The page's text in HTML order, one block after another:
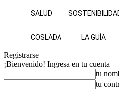
SALUD
COSLADA LA GUÍA
Registrarse
¡Bienvenido! Ingresa en tu cuenta
tu
tu